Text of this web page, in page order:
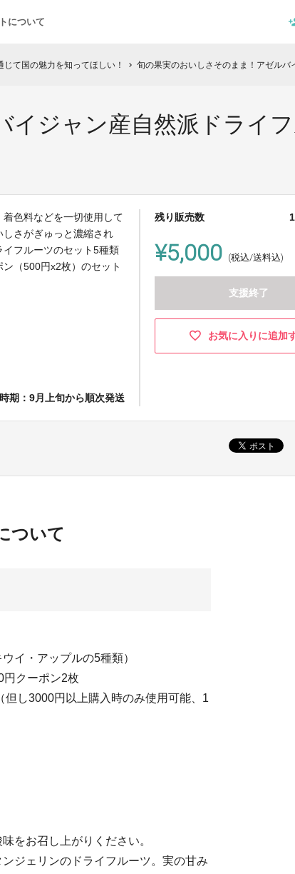
について
て国の魅力を知ってほしい！ chevron_right 旬の果実のおいしさそのまま！アゼルバイジャン産自然派ドライフルーツ
イジャン産自然派ドライ
色料などを一切使用して
さがぎゅっと濃縮され
フルーツのセット5種類
（500円x2枚）のセット
期：9月上旬から順次発送
残り販売数
¥5,000 (税込/送料込)
支援終了
お気に入りに追加
ついて
イ・アップルの5種類）
円クーポン2枚
し3000円以上購入時のみ使用可能、1
をお召し上がりください。
ジェリンのドライフルーツ。実の甘み